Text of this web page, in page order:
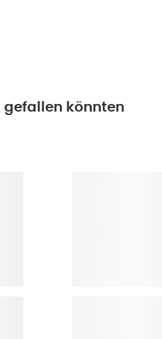
gefallen könnten